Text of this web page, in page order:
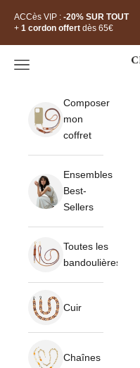
ACCès VIP : -20% SUR TOUT
+ 1 cordon offert dès 65€
Ouvrir la navigation
Composer
mon
coffret
Ensembles
Best-
Sellers
Toutes les
bandoulières
Cuir
Chaînes